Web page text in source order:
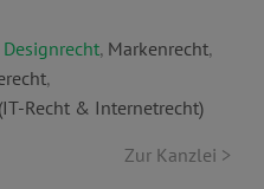
Designrecht, Markenrecht,
,
Recht & Internetrecht)
Zur Kanzlei >